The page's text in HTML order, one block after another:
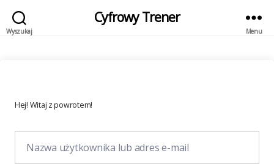
Wyszukaj
Cyfrowy Trener
Menu
Hej! Witaj z powrotem!